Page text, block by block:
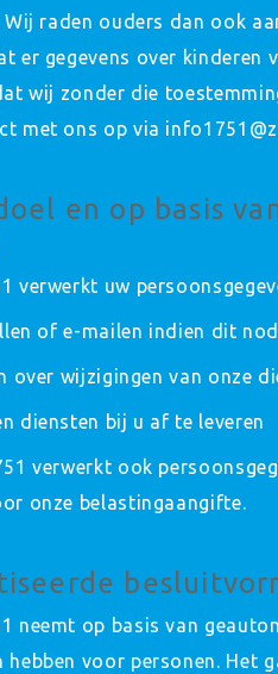
raden ouders dan ook
er gegevens over kinderen
wij zonder die
met ons op via
en op basis
verwerkt uw
of e-mailen indien dit
over wijzigingen van onze
diensten bij u af te leveren
verwerkt ook
onze belastingaangifte.
neemt op basis van
hebben voor personen.